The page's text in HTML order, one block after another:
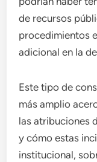
de recursos
procedimientos
adicional en la
Este tipo de
más amplio
las atribuciones
y cómo estas
institucional,